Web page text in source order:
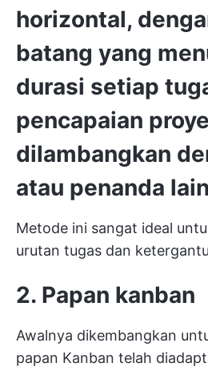
horizontal,
batang yang
durasi setiap
pencapaian
dilambangkan
atau penanda
Metode ini sangat ideal
urutan tugas dan
2. Papan kanban
Awalnya dikembangkan
papan Kanban telah